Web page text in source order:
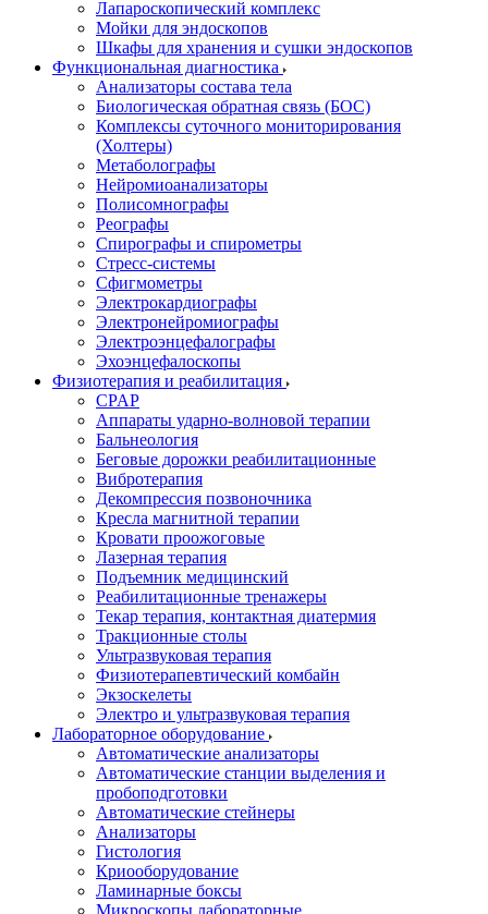
Лапароскопический комплекс
Мойки для эндоскопов
Шкафы для хранения и сушки эндоскопов
Функциональная диагностика
Анализаторы состава тела
Биологическая обратная связь (БОС)
Комплексы суточного мониторирования
(Холтеры)
Метаболографы
Нейромиоанализаторы
Полисомнографы
Реографы
Спирографы и спирометры
Стресс-системы
Сфигмометры
Электрокардиографы
Электронейромиографы
Электроэнцефалографы
Эхоэнцефалоскопы
Физиотерапия и реабилитация
CPAP
Аппараты ударно-волновой терапии
Бальнеология
Беговые дорожки реабилитационные
Вибротерапия
Декомпрессия позвоночника
Кресла магнитной терапии
Кровати проожоговые
Лазерная терапия
Подъемник медицинский
Реабилитационные тренажеры
Текар терапия, контактная диатермия
Тракционные столы
Ультразвуковая терапия
Физиотерапевтический комбайн
Экзоскелеты
Электро и ультразвуковая терапия
Лабораторное оборудование
Автоматические анализаторы
Автоматические станции выделения и
пробоподготовки
Автоматические стейнеры
Анализаторы
Гистология
Криооборудование
Ламинарные боксы
Микроскопы лабораторные